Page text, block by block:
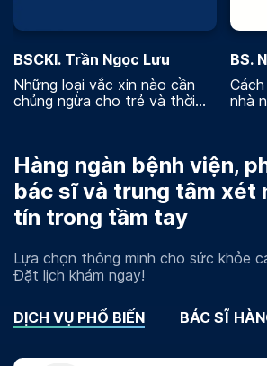
BSCKI. Trần Ngọc Lưu
Những loại vắc xin nào cần
chủng ngừa cho trẻ và thời
BS.
nhà
Hàng ngàn bệnh viện,
bác sĩ và trung tâm xét
tín trong tầm tay
Lựa chọn thông minh cho sức khỏe
Đặt lịch khám ngay!
DỊCH VỤ PHỔ BIẾN BÁC SĨ